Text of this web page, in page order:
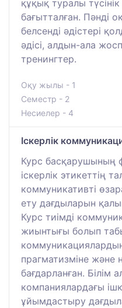
құқық туралы
бағытталған. Пәнді
белсенді әдістері
әдісі, алдын-ала
тренингтер.
Оқу жылы - 1
Семестр - 2
Несиелер - 4
Іскерлік
Курс басқарушының
іскерлік этикеттің
коммуникативті
ету дағдыларын
Курс тиімді
жиынтығы болып
прагматизміне және
бағдарланған. Білім
компаниялардағы
ұйымдастыру